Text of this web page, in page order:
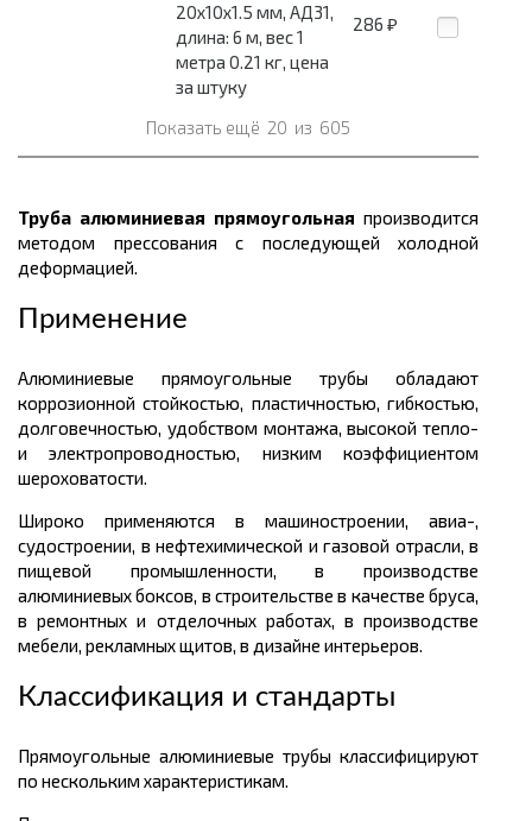
20x10x1.5 мм, АД31,
длина: 6 м, вес 1
метра 0.21 кг, цена
за штуку
286 ₽
Показать ещё 20 из 605
Труба алюминиевая прямоугольная производится
методом прессования с последующей холодной
деформацией.
Применение
Алюминиевые прямоугольные трубы обладают
коррозионной стойкостью, пластичностью, гибкостью,
долговечностью, удобством монтажа, высокой тепло-
и электропроводностью, низким коэффициентом
шероховатости.
Широко применяются в машиностроении, авиа-,
судостроении, в нефтехимической и газовой отрасли, в
пищевой промышленности, в производстве
алюминиевых боксов, в строительстве в качестве бруса,
в ремонтных и отделочных работах, в производстве
мебели, рекламных щитов, в дизайне интерьеров.
Классификация и стандарты
Прямоугольные алюминиевые трубы классифицируют
по нескольким характеристикам.